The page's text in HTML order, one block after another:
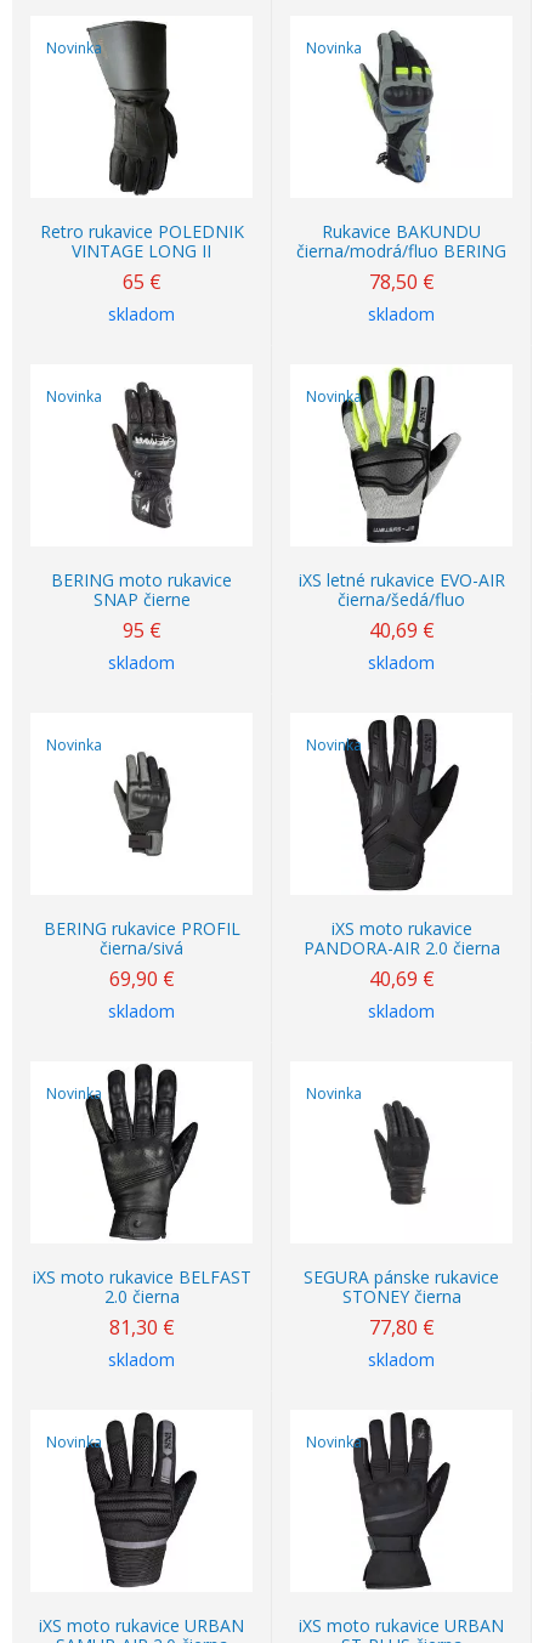
Novinka
Retro rukavice POLEDNIK
VINTAGE LONG II
65 €
skladom
Novinka
Rukavice BAKUNDU
čierna/modrá/fluo BERING
78,50 €
skladom
Novinka
BERING moto rukavice
SNAP čierne
95 €
skladom
Novinka
iXS letné rukavice EVO-AIR
čierna/šedá/fluo
40,69 €
skladom
Novinka
BERING rukavice PROFIL
čierna/sivá
69,90 €
skladom
Novinka
iXS moto rukavice
PANDORA-AIR 2.0 čierna
40,69 €
skladom
Novinka
iXS moto rukavice BELFAST
2.0 čierna
81,30 €
skladom
Novinka
SEGURA pánske rukavice
STONEY čierna
77,80 €
skladom
Novinka
iXS moto rukavice URBAN
Novinka
iXS moto rukavice URBAN